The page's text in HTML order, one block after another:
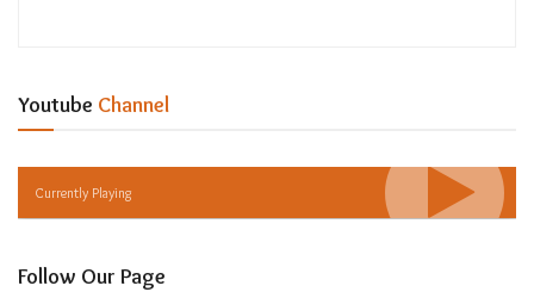
Youtube Channel
Currently Playing
Follow Our Page